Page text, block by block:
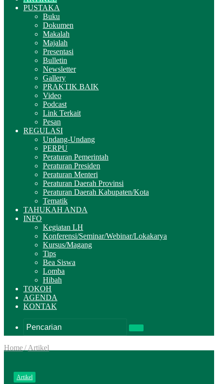
PUSTAKA
Buku
Dokumen
Makalah
Majalah
Presentasi
Bulletin
Newsletter
Gallery
PRAKTIK BAIK
Video
Podcast
Link Terkait
Pesan
REGULASI
Undang-Undang
PERPU
Peraturan Pemerintah
Peraturan Presiden
Peraturan Menteri
Peraturan Daerah Provinsi
Peraturan Daerah Kabupaten/Kota
Tematik
TAHUKAH ANDA
INFO
Kegiatan LH
Konferensi/Seminar/Webinar/Lokakarya
Kursus/Magang
Tips
Bea Siswa
Lomba
Hibah
TOKOH
AGENDA
KONTAK
Pencarian
Home/ Artikel
Artikel